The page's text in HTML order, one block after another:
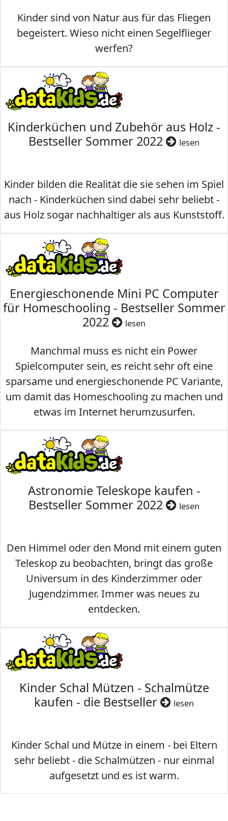
Kinder sind von Natur aus für das Fliegen
begeistert. Wieso nicht einen Segelflieger
werfen?
Kinderküchen und Zubehör aus Holz -
Bestseller Sommer 2022
lesen
Kinder bilden die Realität die sie sehen im Spiel
nach - Kinderküchen sind dabei sehr beliebt -
aus Holz sogar nachhaltiger als aus Kunststoff.
Energieschonende Mini PC Computer
für Homeschooling - Bestseller Sommer
2022
lesen
Manchmal muss es nicht ein Power
Spielcomputer sein, es reicht sehr oft eine
sparsame und energieschonende PC Variante,
um damit das Homeschooling zu machen und
etwas im Internet herumzusurfen.
Astronomie Teleskope kaufen -
Bestseller Sommer 2022
lesen
Den Himmel oder den Mond mit einem guten
Teleskop zu beobachten, bringt das große
Universum in des Kinderzimmer oder
Jugendzimmer. Immer was neues zu
entdecken.
Kinder Schal Mützen - Schalmütze
kaufen - die Bestseller
lesen
Kinder Schal und Mütze in einem - bei Eltern
sehr beliebt - die Schalmützen - nur einmal
aufgesetzt und es ist warm.